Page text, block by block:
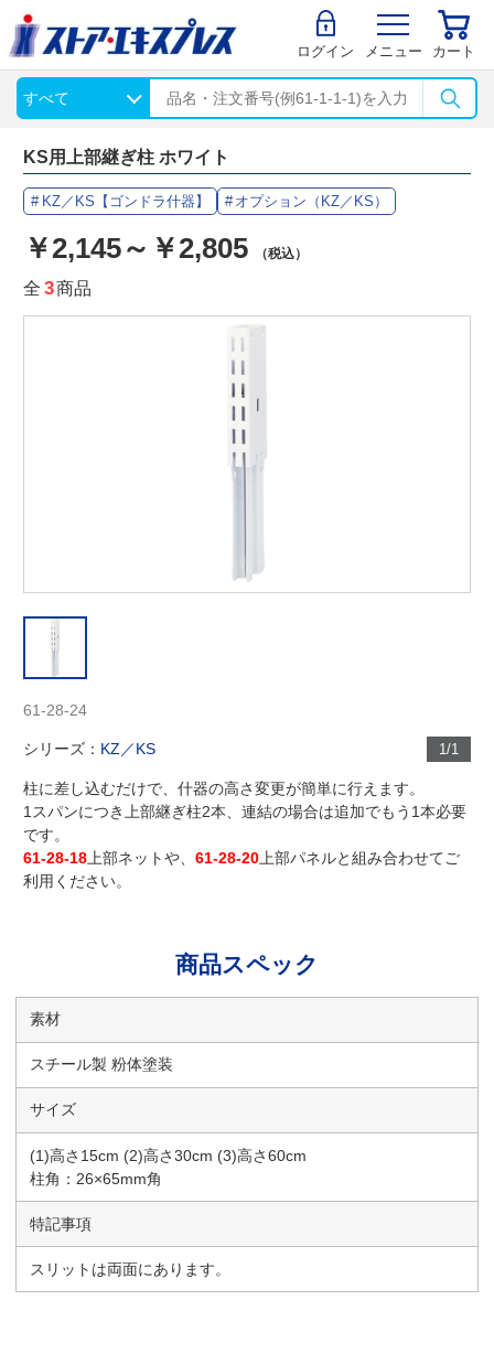
ログイン メニュー カート
KS用上部継ぎ柱 ホワイト
KZ／KS【ゴンドラ什器】 オプション（KZ／KS）
￥2,145～￥2,805 （税込）
全 3商品
1/1
61-28-24
シリーズ： KZ／KS
柱に差し込むだけで、什器の高さ変更が簡単に行えます。
1スパンにつき上部継ぎ柱2本、連結の場合は追加でもう1本必要
です。
61-28-18 上部ネットや、61-28-20 上部パネルと組み合わせてご
利用ください。
商品スペック
素材
スチール製 粉体塗装
サイズ
(1)高さ15cm (2)高さ30cm (3)高さ60cm
柱角：26×65mm角
特記事項
スリットは両面にあります。